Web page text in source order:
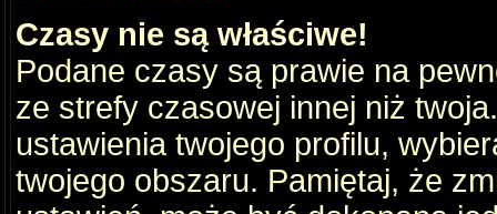
Czasy nie są właściwe!
Podane czasy są prawie na
ze strefy czasowej innej niż
ustawienia twojego profilu,
twojego obszaru. Pamiętaj, że